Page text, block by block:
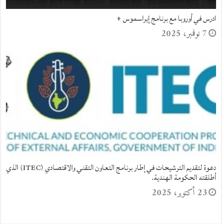
جامعة العلوم والتكنولوجيا الأردنية تعلن عن برنامج زمالة لطلبة الماستر
والدكتوراه في مجال دبلوماسية المياه.
23 أبريل، 2025
إعلان عن منحة دراسية للتسجيل في الدكتوراه في أذربيجان
23 أبريل، 2025